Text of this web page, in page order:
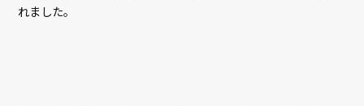
れました。